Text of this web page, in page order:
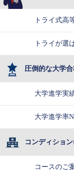
トライ式高
トライが選
圧倒的な大学
大学進学実
大学進学率
コンディショ
コースのご